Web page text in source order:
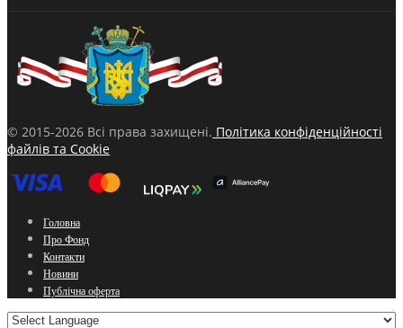
© 2015-2026 Всі права захищені. Політика конфіденційності
файлів та Cookie
Головна
Про Фонд
Контакти
Новини
Публічна оферта